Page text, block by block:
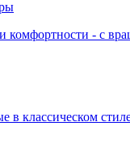
комфортности - с
классическом